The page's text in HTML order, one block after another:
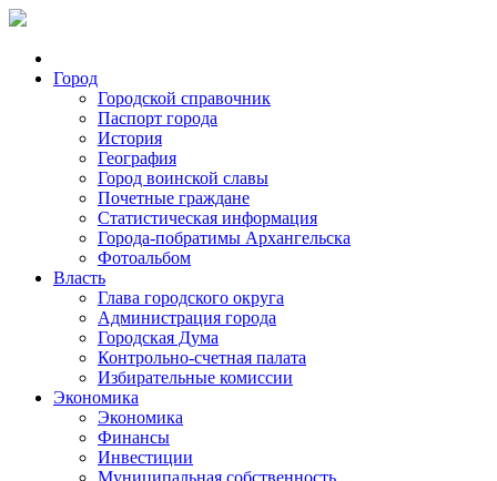
Город
Городской справочник
Паспорт города
История
География
Город воинской славы
Почетные граждане
Статистическая информация
Города-побратимы Архангельска
Фотоальбом
Власть
Глава городского округа
Администрация города
Городская Дума
Контрольно-счетная палата
Избирательные комиссии
Экономика
Экономика
Финансы
Инвестиции
Муниципальная собственность